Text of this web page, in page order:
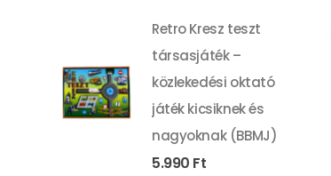
Retro Kresz teszt
társasjáték –
közlekedési oktató
játék kicsiknek és
nagyoknak (BBMJ)
5.990 Ft